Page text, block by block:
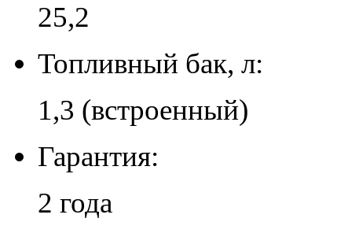
25,2
Топливный бак, л:
1,3 (встроенный)
Гарантия:
2 года